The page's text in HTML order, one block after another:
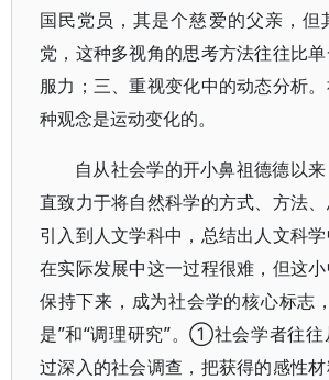
国民党员，其是个慈爱的父亲，但
党，这种多视角的思考方法往往比
服力；三、重视变化中的动态分析
种观念是运动变化的。
自从社会学的开小鼻祖德德以
直致力于将自然科学的方式、方法
引入到人文学科中，总结出人文科
在实际发展中这一过程很难，但这
保持下来，成为社会学的核心标志
是”和“调理研究”。①社会学者往往
过深入的社会调查，把获得的感性